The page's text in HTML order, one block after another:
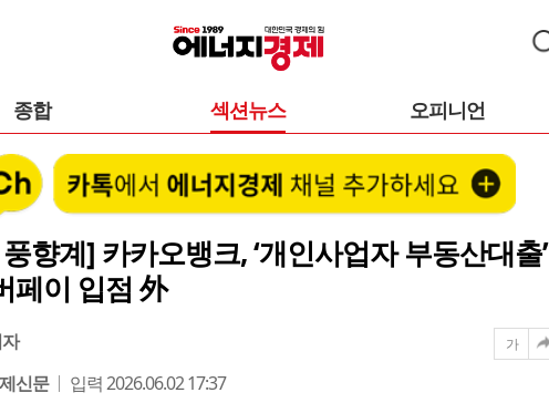
종합 섹션뉴스 오피니언
향계] 카카오뱅크, ‘개인사업자 부동산대출’
페이 입점 外
신문
입력 2026.06.02 17:37
가